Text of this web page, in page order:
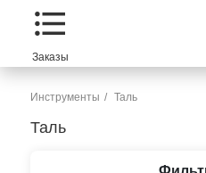
Инструменты Таль
Таль